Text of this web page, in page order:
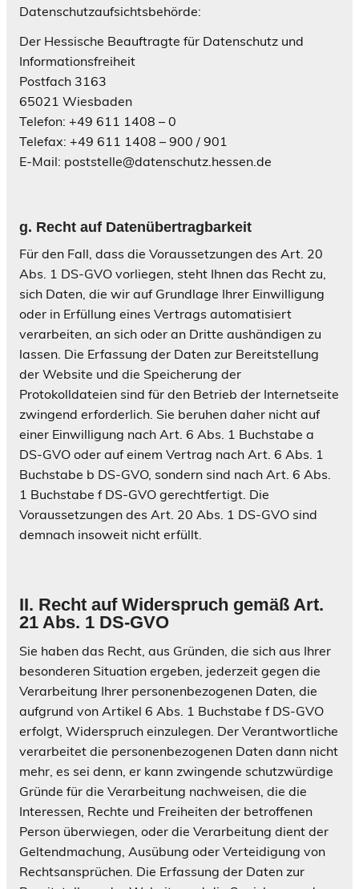
Datenschutzaufsichtsbehörde:
Der Hessische Beauftragte für Datenschutz und
Informationsfreiheit
Postfach 3163
65021 Wiesbaden
Telefon: +49 611 1408 – 0
Telefax: +49 611 1408 – 900 / 901
E-Mail: poststelle@datenschutz.hessen.de
g. Recht auf Datenübertragbarkeit
Für den Fall, dass die Voraussetzungen des Art. 20
Abs. 1 DS-GVO vorliegen, steht Ihnen das Recht zu,
sich Daten, die wir auf Grundlage Ihrer Einwilligung
oder in Erfüllung eines Vertrags automatisiert
verarbeiten, an sich oder an Dritte aushändigen zu
lassen. Die Erfassung der Daten zur Bereitstellung
der Website und die Speicherung der
Protokolldateien sind für den Betrieb der Internetseite
zwingend erforderlich. Sie beruhen daher nicht auf
einer Einwilligung nach Art. 6 Abs. 1 Buchstabe a
DS-GVO oder auf einem Vertrag nach Art. 6 Abs. 1
Buchstabe b DS-GVO, sondern sind nach Art. 6 Abs.
1 Buchstabe f DS-GVO gerechtfertigt. Die
Voraussetzungen des Art. 20 Abs. 1 DS-GVO sind
demnach insoweit nicht erfüllt.
II. Recht auf Widerspruch gemäß Art.
21 Abs. 1 DS-GVO
Sie haben das Recht, aus Gründen, die sich aus Ihrer
besonderen Situation ergeben, jederzeit gegen die
Verarbeitung Ihrer personenbezogenen Daten, die
aufgrund von Artikel 6 Abs. 1 Buchstabe f DS-GVO
erfolgt, Widerspruch einzulegen. Der Verantwortliche
verarbeitet die personenbezogenen Daten dann nicht
mehr, es sei denn, er kann zwingende schutzwürdige
Gründe für die Verarbeitung nachweisen, die die
Interessen, Rechte und Freiheiten der betroffenen
Person überwiegen, oder die Verarbeitung dient der
Geltendmachung, Ausübung oder Verteidigung von
Rechtsansprüchen. Die Erfassung der Daten zur